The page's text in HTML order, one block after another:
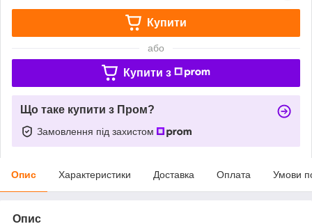
Купити
або
Купити з
Що таке купити з Пром?
Замовлення під захистом
Опис Характеристики Доставка Оплата Умови
Опис